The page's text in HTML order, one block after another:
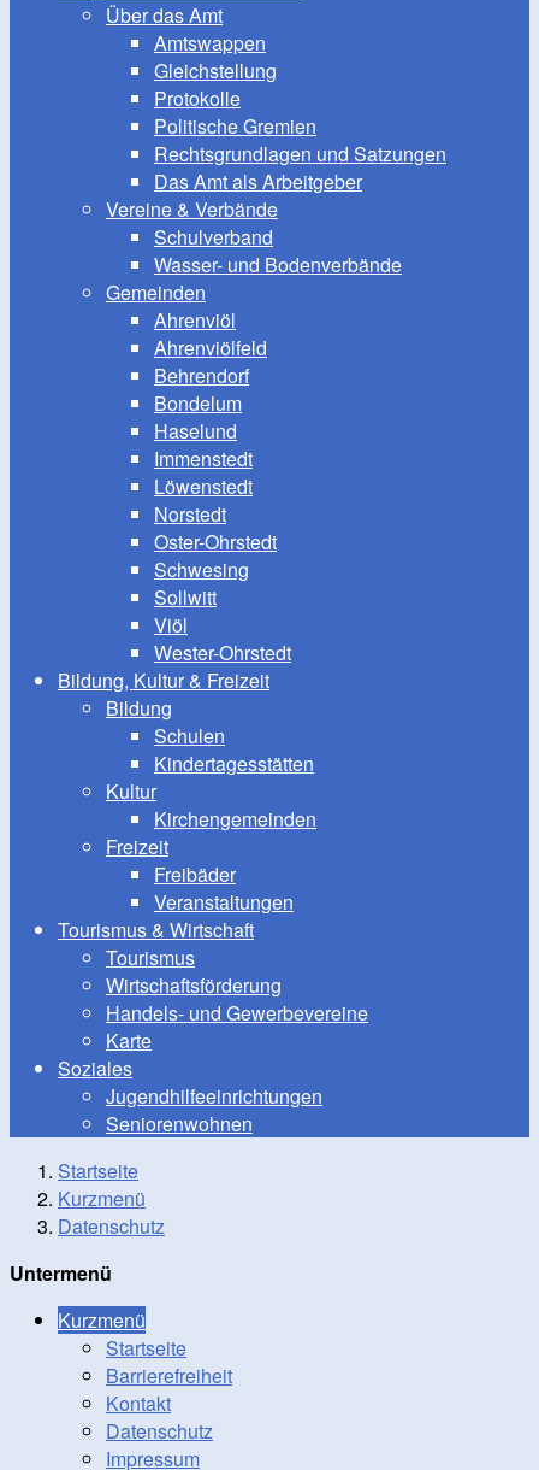
Über das Amt
Amtswappen
Gleichstellung
Protokolle
Politische Gremien
Rechtsgrundlagen und Satzungen
Das Amt als Arbeitgeber
Vereine & Verbände
Schulverband
Wasser- und Bodenverbände
Gemeinden
Ahrenviöl
Ahrenviölfeld
Behrendorf
Bondelum
Haselund
Immenstedt
Löwenstedt
Norstedt
Oster-Ohrstedt
Schwesing
Sollwitt
Viöl
Wester-Ohrstedt
Bildung, Kultur & Freizeit
Bildung
Schulen
Kindertagesstätten
Kultur
Kirchengemeinden
Freizeit
Freibäder
Veranstaltungen
Tourismus & Wirtschaft
Tourismus
Wirtschaftsförderung
Handels- und Gewerbevereine
Karte
Soziales
Jugendhilfeeinrichtungen
Seniorenwohnen
Startseite
Kurzmenü
Datenschutz
Untermenü
Kurzmenü
Startseite
Barrierefreiheit
Kontakt
Datenschutz
Impressum